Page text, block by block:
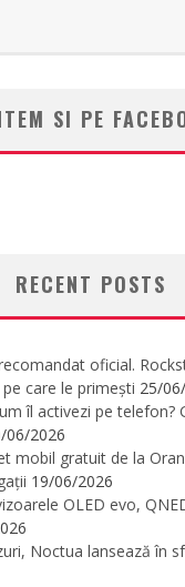
SI PE
RECENT POSTS
oficial.
care le primești 25/
îl activezi pe telefon?
06/2026
mobil gratuit de la
19/06/2026
OLED evo,
Noctua lansează în